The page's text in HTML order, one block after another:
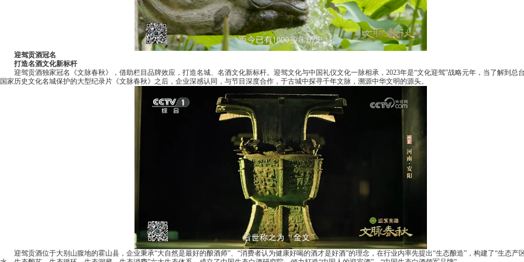
迎驾贡酒冠名
打造名酒文化新标杆
迎驾贡酒独家冠名《文脉春秋》，借助栏目品牌效应，打造名城、名酒文化新标杆。迎驾文化与中国礼仪文化一脉相承，2023年是“文化迎驾”战略元年，当了解到总
国家历史文化名城保护的大型纪录片《文脉春秋》之后，企业深感认同，与节目深度合作，于古城中探寻千年文脉，溯源中华文明的源头。
迎驾贡酒位于大别山腹地的霍山县，企业秉承“大自然是最好的酿酒师”、“消费者认为健康好喝的酒才是好酒”的理念，在行业内率先提出“生态酿造”，构建了“生态产